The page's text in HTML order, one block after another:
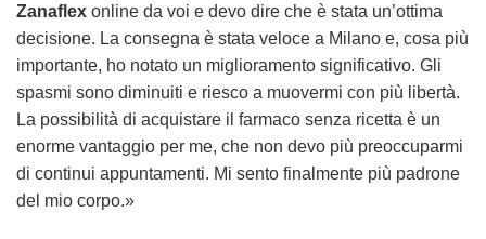
Zanaflex online da voi e devo dire che è stata un’ottima
decisione. La consegna è stata veloce a Milano e, cosa più
importante, ho notato un miglioramento significativo. Gli
spasmi sono diminuiti e riesco a muovermi con più libertà.
La possibilità di acquistare il farmaco senza ricetta è un
enorme vantaggio per me, che non devo più preoccuparmi
di continui appuntamenti. Mi sento finalmente più padrone
del mio corpo.»